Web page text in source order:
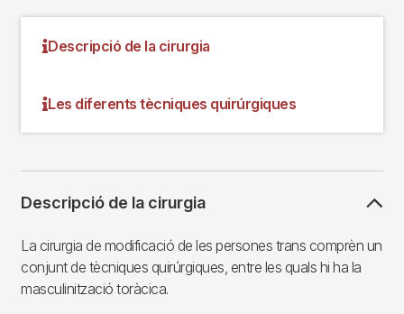
Descripció de la cirurgia
Les diferents tècniques quirúrgiques
Descripció de la cirurgia
La cirurgia de modificació de les persones trans comprèn un
conjunt de tècniques quirúrgiques, entre les quals hi ha la
masculinització toràcica.